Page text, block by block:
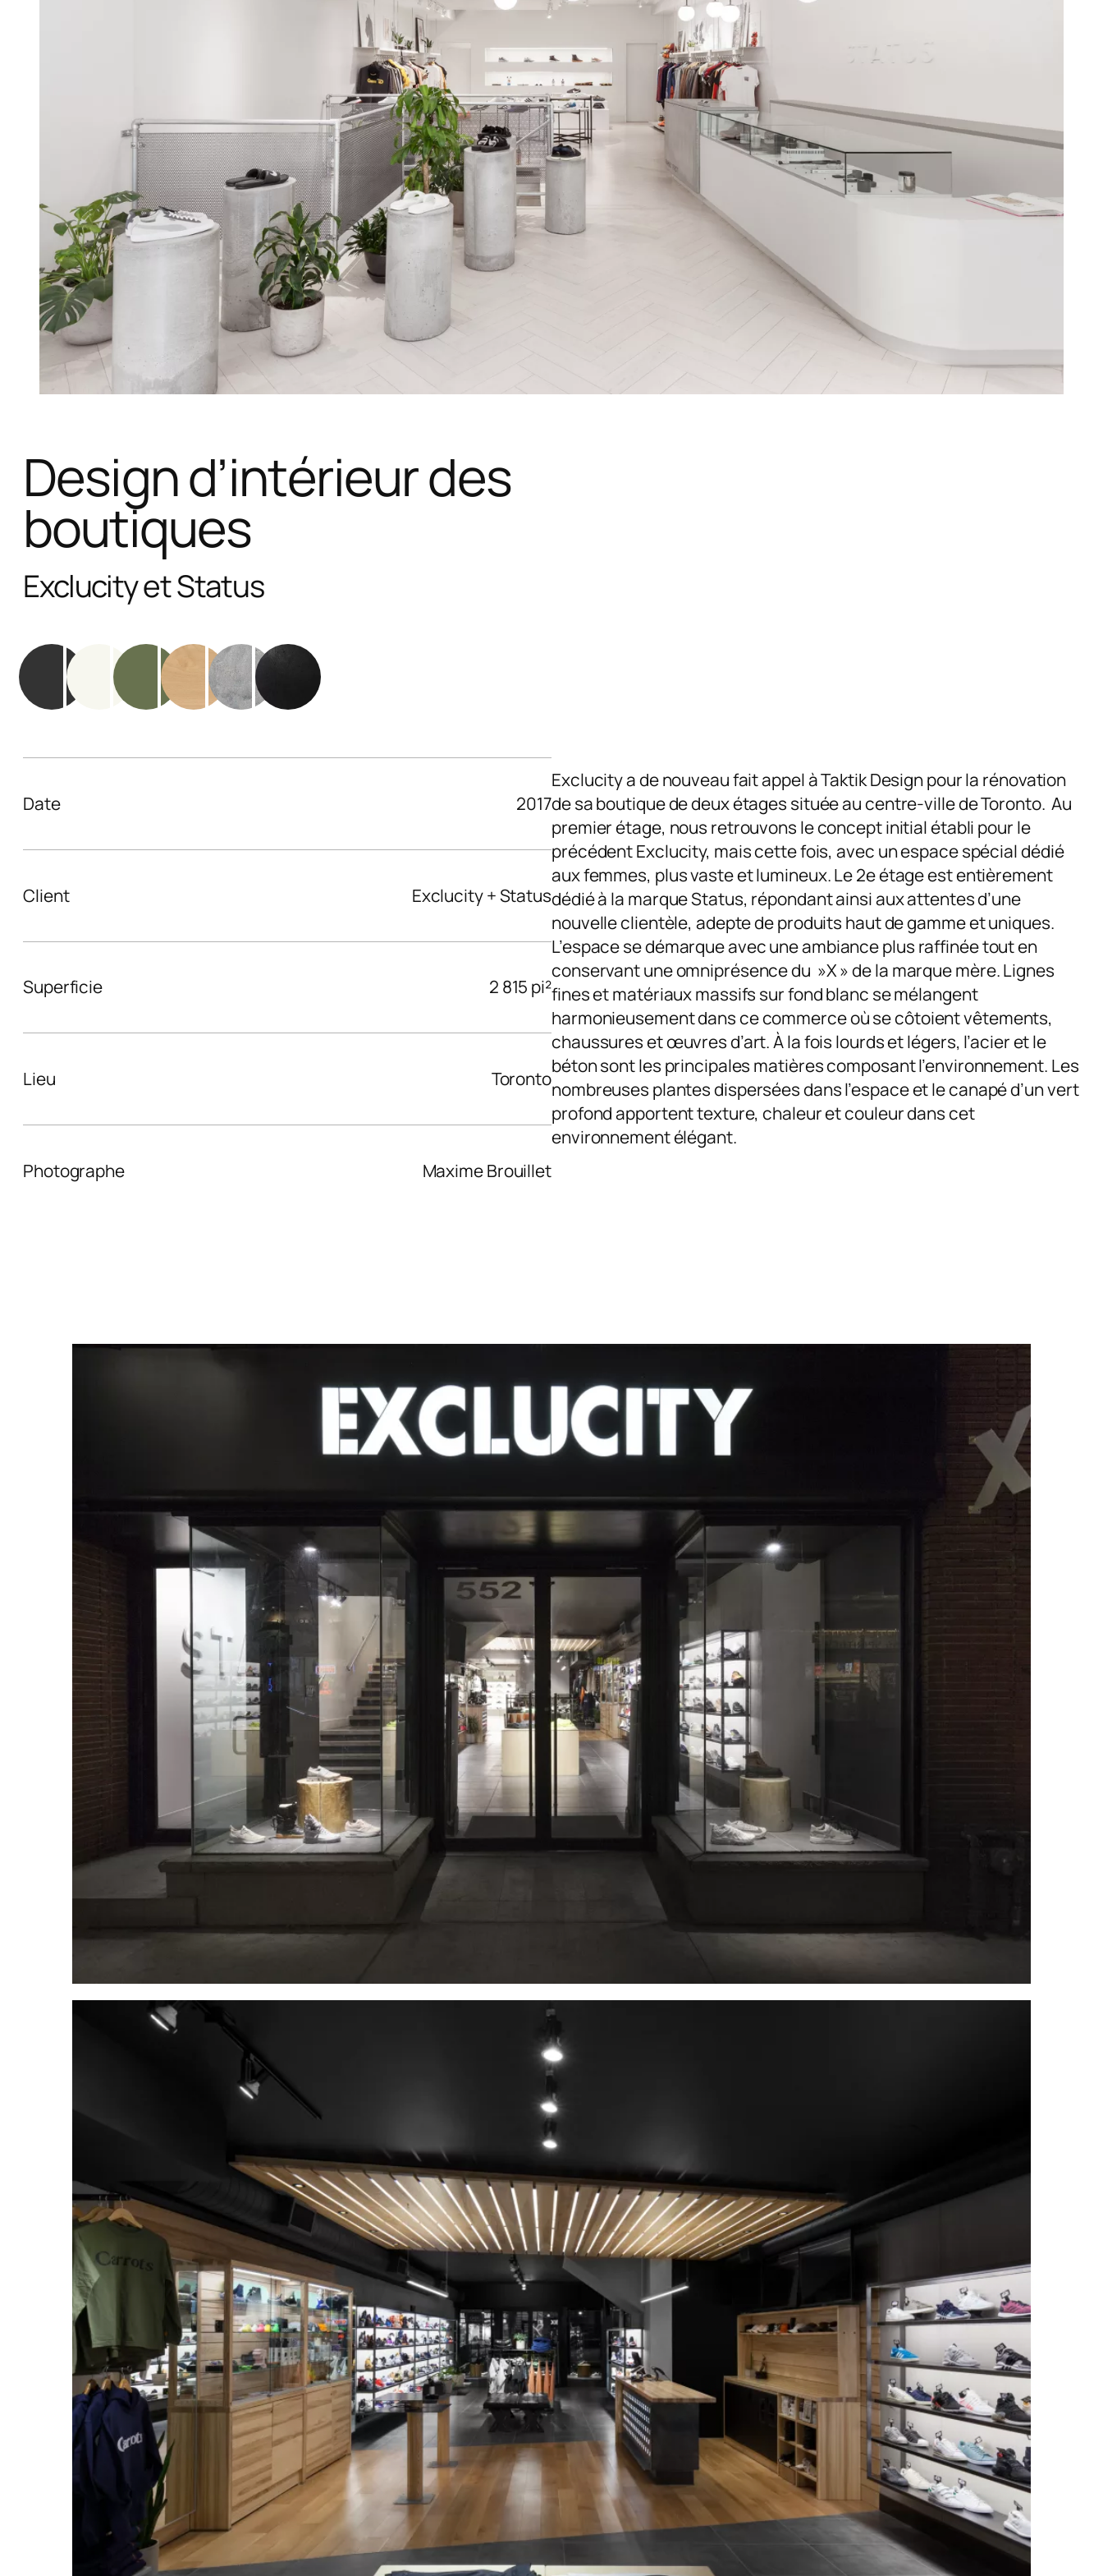
Design d’intérieur des
boutiques
Exclucity et Status
Date 2017
Client Exclucity + Status
Superficie 2 815 pi²
Lieu Toronto
Photographe Maxime Brouillet
Exclucity a de nouveau fait appel à Taktik Design pour la rénovation
de sa boutique de deux étages située au centre-ville de Toronto. Au
premier étage, nous retrouvons le concept initial établi pour le
précédent Exclucity, mais cette fois, avec un espace spécial dédié
aux femmes, plus vaste et lumineux. Le 2e étage est entièrement
dédié à la marque Status, répondant ainsi aux attentes d’une
nouvelle clientèle, adepte de produits haut de gamme et uniques.
L’espace se démarque avec une ambiance plus raffinée tout en
conservant une omniprésence du »X » de la marque mère. Lignes
fines et matériaux massifs sur fond blanc se mélangent
harmonieusement dans ce commerce où se côtoient vêtements,
chaussures et œuvres d’art. À la fois lourds et légers, l’acier et le
béton sont les principales matières composant l’environnement. Les
nombreuses plantes dispersées dans l’espace et le canapé d’un vert
profond apportent texture, chaleur et couleur dans cet
environnement élégant.
Vous voulez discuter
d’un projet?
Accueil
Projets
Services
Mobilier
À propos
Carrière
Nous joindre
Infolettre
Instagram
Facebook
Linkedin
Quartier Général
2565 rue de Bellechasse
Montreal, QC
H1Y 1J2
5500 Fullum, Suite 020
Montreal, QC
H2G 2H3
info@taktikdesign.com / 514-903-9716
©2025 Taktik Design Politique de confidentialité